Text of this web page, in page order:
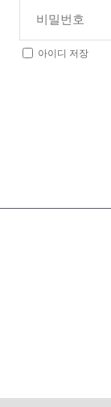
아이디 저장